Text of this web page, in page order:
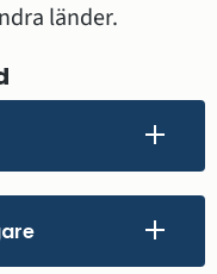
länder.